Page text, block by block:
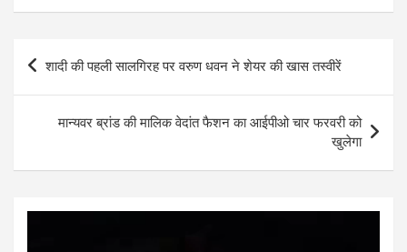
at
s
A
p
p
ce
b
o
o
k
tt
er
se
g
er
ke
n
ar
e
Post
शादी की पहली सालगिरह पर वरुण धवन ने शेयर की खास तस्वीरें
मान्यवर ब्रांड की मालिक वेदांत फैशन का आईपीओ चार फरवरी को
खुलेगा